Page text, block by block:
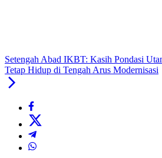
Setengah Abad IKBT: Kasih Pondasi
Tetap Hidup di Tengah Arus Modernisasi